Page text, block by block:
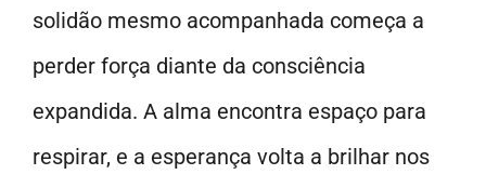
solidão mesmo acompanhada começa a
perder força diante da consciência
expandida. A alma encontra espaço para
respirar, e a esperança volta a brilhar nos